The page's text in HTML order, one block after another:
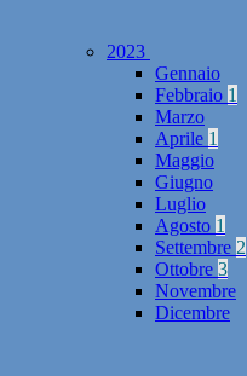
2023
Gennaio
Febbraio 1
Marzo
Aprile 1
Maggio
Giugno
Luglio
Agosto 1
Settembre 2
Ottobre 3
Novembre
Dicembre